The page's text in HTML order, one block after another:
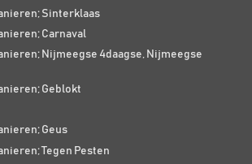
Sinterklaas
Carnaval
Nijmeegse 4daagse, Nijmeegse
Geblokt
Geus
Tegen Pesten